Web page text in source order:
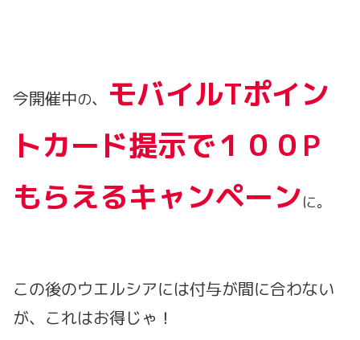
今開催中の、
モバイルTポイン
トカード提示で１００P
もらえるキャンペーンに。
この後のウエルシアには付与が間に合わない
が、これはお得じゃ！